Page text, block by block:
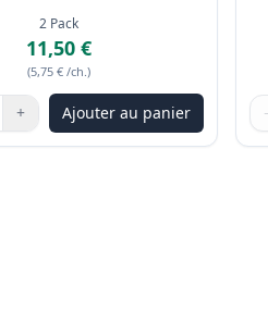
2 Pack
11,50 €
(5,75 € /ch.)
pour ajuster
+ Ajouter au panier